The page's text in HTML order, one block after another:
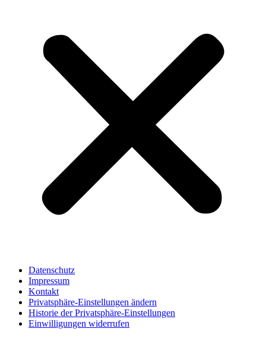
Datenschutz
Impressum
Kontakt
Privatsphäre-Einstellungen ändern
Historie der Privatsphäre-Einstellungen
Einwilligungen widerrufen